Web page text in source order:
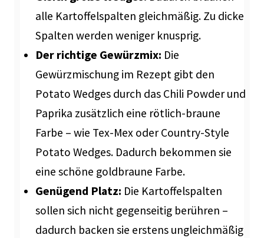
alle Kartoffelspalten gleichmäßig. Zu dicke
Spalten werden weniger knusprig.
Der richtige Gewürzmix: Die
Gewürzmischung im Rezept gibt den
Potato Wedges durch das Chili Powder und
Paprika zusätzlich eine rötlich-braune
Farbe – wie Tex-Mex oder Country-Style
Potato Wedges. Dadurch bekommen sie
eine schöne goldbraune Farbe.
Genügend Platz: Die Kartoffelspalten
sollen sich nicht gegenseitig berühren –
dadurch backen sie erstens ungleichmäßig